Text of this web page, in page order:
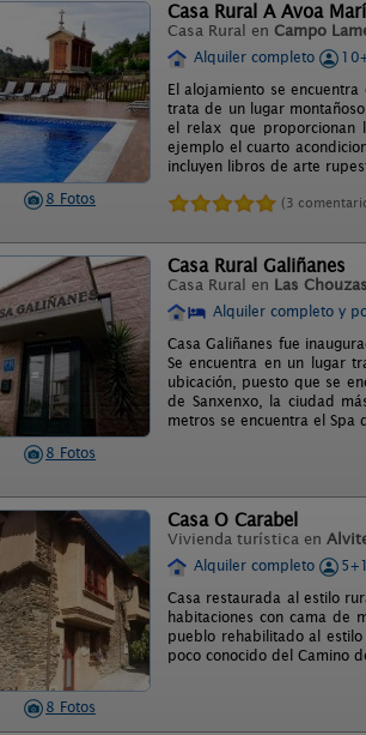
8 Fotos
Casa Rural A Avoa
Casa Rural en Campo
Alquiler completo
El alojamiento se
trata de un lugar
el relax que proporcionan
ejemplo el cuarto
incluyen libros de arte
(3
8 Fotos
Casa Rural Galiñanes
Casa Rural en Las Chouzas
Alquiler completo y
Casa Galiñanes fue
Se encuentra en un lugar
ubicación, puesto que se
de Sanxenxo, la ciudad
metros se encuentra el Spa
8 Fotos
Casa O Carabel
Vivienda turística en
Alquiler completo
Casa restaurada al estilo
habitaciones con cama de
pueblo rehabilitado al
poco conocido del Camino